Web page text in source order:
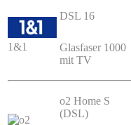
1&1
DSL 16
Glasfaser 1000
mit TV
o2 Home S
(DSL)